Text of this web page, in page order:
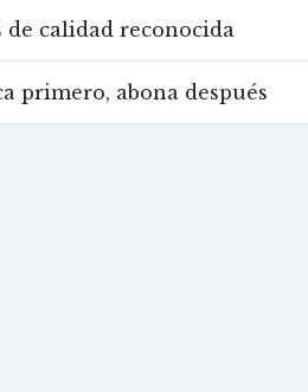
de calidad reconocida
primero, abona después